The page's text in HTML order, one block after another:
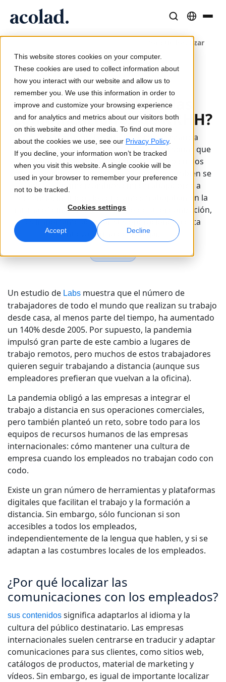
This website stores cookies on your computer.
These cookies are used to collect information about
how you interact with our website and allow us to
remember you. We use this information in order to
improve and customize your browsing experience
and for analytics and metrics about our visitors both
on this website and other media. To find out more
about the cookies we use, see our Privacy Policy.
If you decline, your information won’t be tracked
when you visit this website. A single cookie will be
used in your browser to remember your preference
not to be tracked.
Cookies settings
Accept Decline
Traducción
Velocidad de IA, precisión humana
Interpretación
Comunicación fluida, en cualquier lugar
Medios y Entretenimiento
Lleva historias a cada pantalla
Consultoría y Externalización
Alcance y convierta a nivel global
Transcripción
Convierta audio en acción
Servicios de Datos
Potencie la IA con datos fiables
Todas las soluciones
Soluciones por Industria
Ciencias de la Vida
Manufactura
Finanzas
Instituciones Públicas
Todas las industrias
Lia Translate
Traducciones instantáneas alineadas con tu marca
Conectividad
Integración de flujos de trabajo simplificada
Interpretación por IA
Traducción de voz en tiempo real
Garantía de calidad
Doblaje eficiente a gran escala
Servicios de datos de IA
Potencia la IA con datos de calidad
Conoce a Lia
Traducción de IA rápida, inteligente y escalable
Casos de éxito
Resultados reales de nuestros clientes
Artículos
Opiniones expertas sobre contenido global
Ebooks
Guías y estrategias detalladas
Webinars a demanda
Dominar la traducción con IA para marcas
globales
Consejos para maximizar eficiencia, escala y calidad
Sobre Acolad
Sostenibilidad
Partners
Noticias
Carreras
Construye tu futuro con nosotros
Oportunidades freelance
Forma parte de nuestra red global
¿Por qué localizar
las comunicaciones de RRHH?
Actualizado 18 mar 2025
¿Por qué localizar las
comunicaciones de RRHH?
Hace unos años, la comunicación a distancia
significaba un intercambio entre dos personas que
trabajaban para la misma empresa pero en dos
oficinas distintas. Hoy en día, el término también se
aplica a los intercambios entre trabajadores a
distancia, incluidos los que antes trabajaban en la
misma oficina. Si este es el caso de su organización,
es importante adaptar sus operaciones a esta
nueva forma de trabajar.
Traducción
Un estudio de Labs muestra que el número de
trabajadores de todo el mundo que realizan su trabajo
desde casa, al menos parte del tiempo, ha aumentado
un 140% desde 2005. Por supuesto, la pandemia
impulsó gran parte de este cambio a lugares de
trabajo remotos, pero muchos de estos trabajadores
quieren seguir trabajando a distancia (aunque sus
empleadores prefieran que vuelvan a la oficina).
La pandemia obligó a las empresas a integrar el
trabajo a distancia en sus operaciones comerciales,
pero también planteó un reto, sobre todo para los
equipos de recursos humanos de las empresas
internacionales: cómo mantener una cultura de
empresa cuando los empleados no trabajan codo con
codo.
Existe un gran número de herramientas y plataformas
digitales que facilitan el trabajo y la formación a
distancia. Sin embargo, sólo funcionan si son
accesibles a todos los empleados,
independientemente de la lengua que hablen, y si se
adaptan a las costumbres locales de los empleados.
¿Por qué localizar las
comunicaciones con los empleados?
sus contenidos significa adaptarlos al idioma y la
cultura del público destinatario. Las empresas
internacionales suelen centrarse en traducir y adaptar
comunicaciones para sus clientes, como sitios web,
catálogos de productos, material de marketing y
vídeos. Sin embargo, es igual de importante localizar